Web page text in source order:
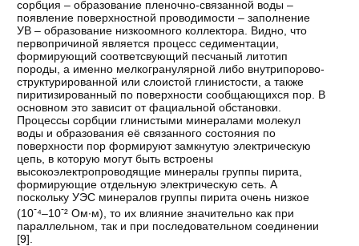
сорбция – образование пленочно-связанной воды –
появление поверхностной проводимости – заполнение
УВ – образование низкоомного коллектора. Видно, что
первопричиной является процесс седиментации,
формирующий соответсвующий песчаный литотип
породы, а именно мелкогранулярной либо внутрипорово-
структурированной или слоистой глинистости, а также
пиритизированный по поверхности сообщающихся пор. В
основном это зависит от фациальной обстановки.
Процессы сорбции глинистыми минералами молекул
воды и образования её связанного состояния по
поверхности пор формируют замкнутую электрическую
цепь, в которую могут быть встроены
высокоэлектропроводящие минералы группы пирита,
формирующие отдельную электрическую сеть. А
поскольку УЭС минералов группы пирита очень низкое
(10-⁴–10-² Ом∙м), то их влияние значительно как при
параллельном, так и при последовательном соединении
[9].